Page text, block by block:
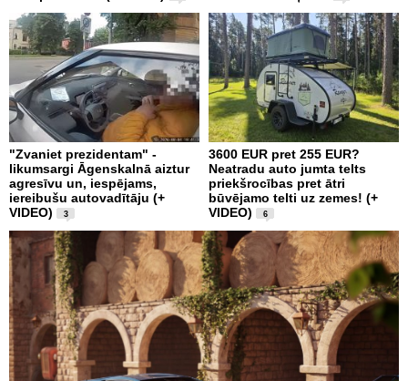
"Zvaniet prezidentam" -
likumsargi Āgenskalnā aiztur
agresīvu un, iespējams,
iereibušu autovadītāju (+
VIDEO)
3
3600 EUR pret 255 EUR?
Neatradu auto jumta telts
priekšrocības pret ātri
būvējamo telti uz zemes! (+
VIDEO)
6